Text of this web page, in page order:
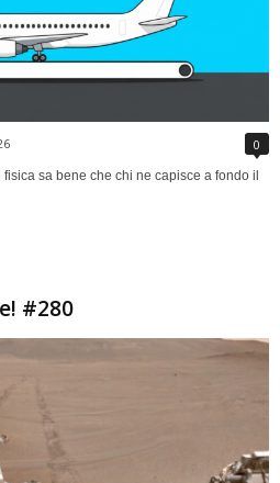
0
sa bene che chi ne capisce a fondo il
#280